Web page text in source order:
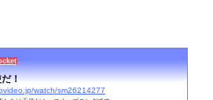
！
watch/sm26214277